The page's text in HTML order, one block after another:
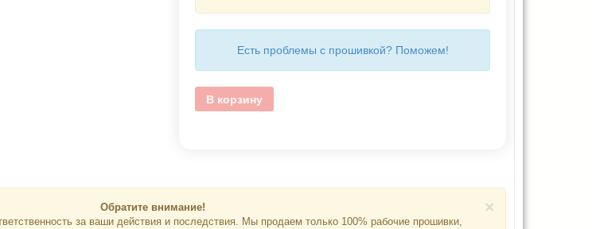
Есть проблемы с прошивкой? Поможем!
В корзину
×
Обратите внимание!
за ваши действия и последствия. Мы продаем только 100% рабочие прошивки,